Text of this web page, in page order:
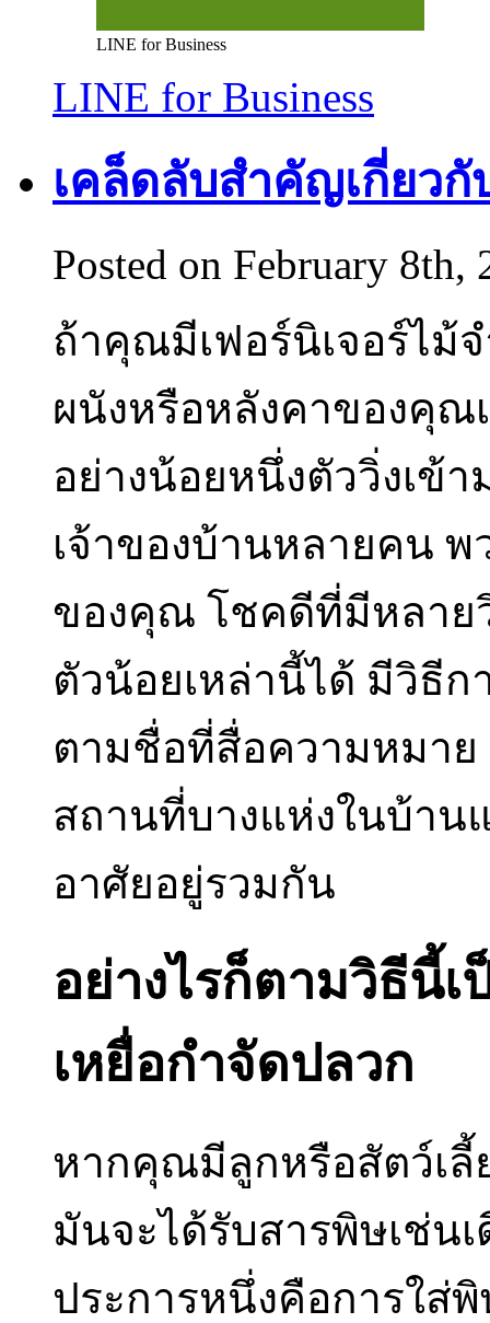
LINE for Business
LINE for Business
เคล็ดลับสำคัญเกี่ยวกั
Posted on February 8th,
ถ้าคุณมีเฟอร์นิเจอร์ไ
ผนังหรือหลังคาของคุ
อย่างน้อยหนึ่งตัววิ่งเข้
เจ้าของบ้านหลายคน
ของคุณ โชคดีที่มีหลาย
ตัวน้อยเหล่านี้ได้ มีวิธีก
ตามชื่อที่สื่อความหมา
สถานที่บางแห่งในบ้า
อาศัยอยู่รวมกัน
อย่างไรก็ตามวิธีนี้
เหยื่อกำจัดปลวก
หากคุณมีลูกหรือสัตว์เลี้
มันจะได้รับสารพิษเช่น
ประการหนึ่งคือการใส่